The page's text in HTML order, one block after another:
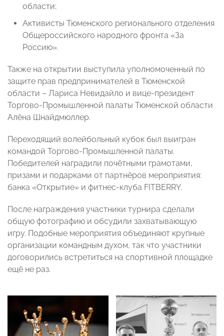
области;
Активисты Тюменского регионального отделения
Общероссийского народного фронта «За
Россию».
Также на открытии выступила уполномоченный по
защите прав предпринимателей в Тюменской
области – Лариса Невидайло и вице-президент
Торгово-Промышленной палаты Тюменской области
Алёна Шнайдмюллер.
Переходящий волейбольный кубок был выигран
командой Торгово-Промышленной палаты.
Победителей наградили почётными грамотами,
призами и подарками от партнёров мероприятия:
банка «Открытие» и фитнес-клуба FITBERRY.
После награждения участники турнира сделали
общую фотографию и обсудили захватывающую
игру. Подобные мероприятия объединяют крупные
организации командным духом, так что участники
договорились встретиться на спортивной площадке
ещё не раз.